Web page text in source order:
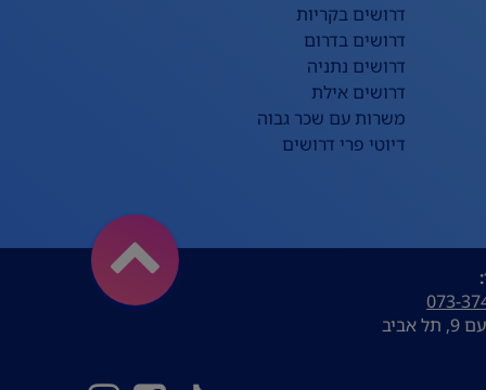
דרושים בקריות
דרושים בדרום
דרושים נתניה
דרושים אילת
משרות עם שכר גבוה
דיוטי פרי דרושים
073-